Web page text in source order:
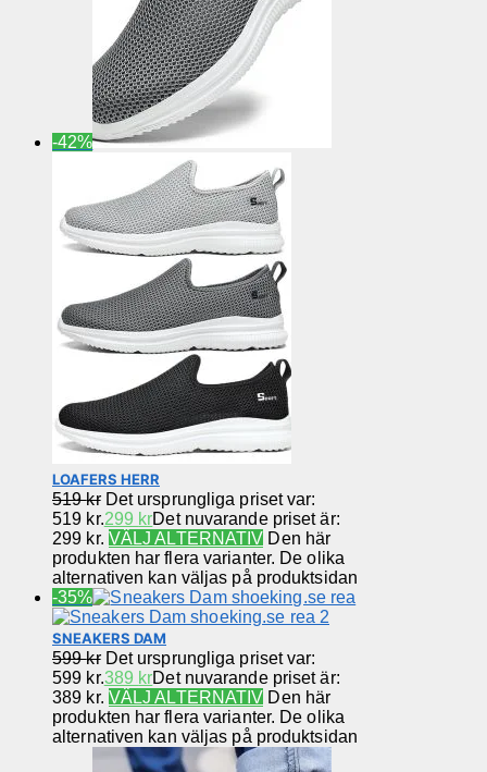
-42%
LOAFERS HERR
519kr Det ursprungliga priset var:
519 kr.299 krDet nuvarande priset är:
299 kr. VÄLJ ALTERNATIV Den här
produkten har flera varianter. De olika
alternativen kan väljas på produktsidan
-35%
SNEAKERS DAM
599kr Det ursprungliga priset var:
599 kr.389 krDet nuvarande priset är:
389 kr. VÄLJ ALTERNATIV Den här
produkten har flera varianter. De olika
alternativen kan väljas på produktsidan